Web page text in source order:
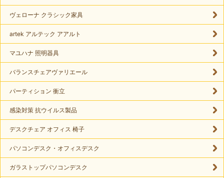
ヴェローナ クラシック家具
artek アルテック アアルト
マユハナ 照明器具
バランスチェアヴァリエール
パーティション 衝立
感染対策 抗ウイルス製品
デスクチェア オフィス 椅子
パソコンデスク・オフィスデスク
ガラストップパソコンデスク